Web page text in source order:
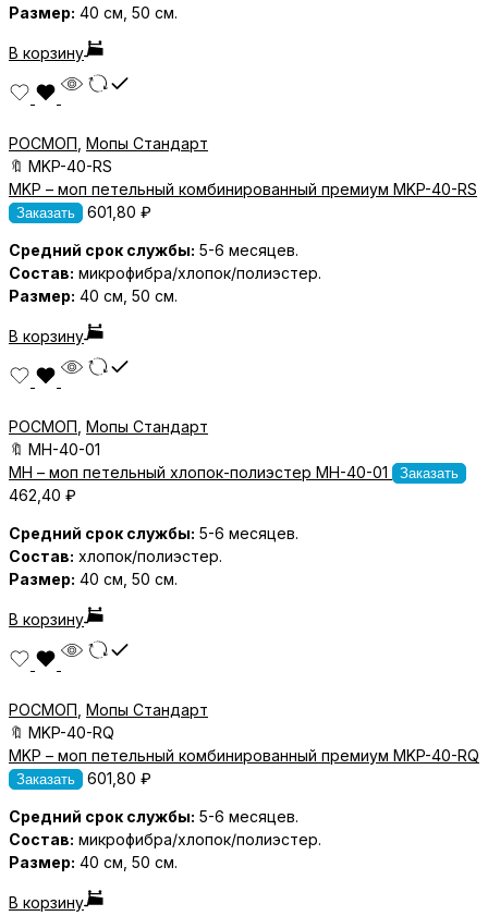
Размер: 40 см, 50 см.
В корзину
РОСМОП Мопы Стандарт
🔖 MKP-40-RS
MKP – моп петельный комбинированный премиум MKP-40-RS
Заказать 601,80 ₽
Средний срок службы: 5-6 месяцев.
Состав: микрофибра/хлопок/полиэстер.
Размер: 40 см, 50 см.
В корзину
РОСМОП Мопы Стандарт
🔖 MH-40-01
MH – моп петельный хлопок-полиэстер MH-40-01
Заказать
462,40 ₽
Средний срок службы: 5-6 месяцев.
Состав: хлопок/полиэстер.
Размер: 40 см, 50 см.
В корзину
РОСМОП Мопы Стандарт
🔖 MKP-40-RQ
MKP – моп петельный комбинированный премиум MKP-40-RQ
Заказать 601,80 ₽
Средний срок службы: 5-6 месяцев.
Состав: микрофибра/хлопок/полиэстер.
Размер: 40 см, 50 см.
В корзину